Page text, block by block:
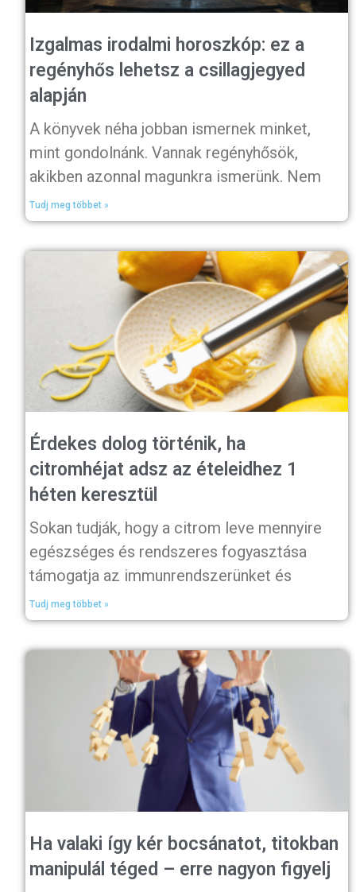
Izgalmas irodalmi horoszkóp: ez a
regényhős lehetsz a csillagjegyed
alapján
A könyvek néha jobban ismernek minket,
mint gondolnánk. Vannak regényhősök,
akikben azonnal magunkra ismerünk. Nem
Tudj meg többet »
Érdekes dolog történik, ha
citromhéjat adsz az ételeidhez 1
héten keresztül
Sokan tudják, hogy a citrom leve mennyire
egészséges és rendszeres fogyasztása
támogatja az immunrendszerünket és
Tudj meg többet »
Ha valaki így kér bocsánatot, titokban
manipulál téged – erre nagyon figyelj